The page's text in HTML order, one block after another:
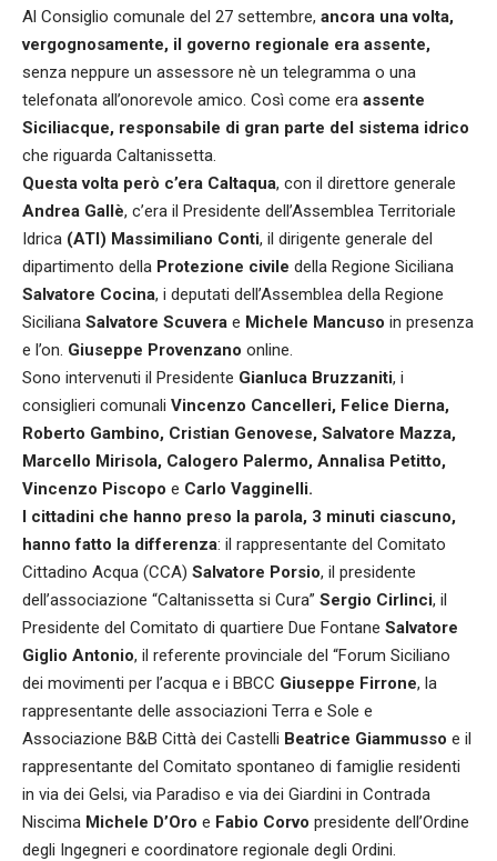
Al Consiglio comunale del 27 settembre, ancora una volta,
vergognosamente, il governo regionale era assente,
senza neppure un assessore nè un telegramma o una
telefonata all’onorevole amico. Così come era assente
Siciliacque, responsabile di gran parte del sistema idrico
che riguarda Caltanissetta.
Questa volta però c’era Caltaqua, con il direttore generale
Andrea Gallè, c’era il Presidente dell’Assemblea Territoriale
Idrica (ATI) Massimiliano Conti, il dirigente generale del
dipartimento della Protezione civile della Regione Siciliana
Salvatore Cocina, i deputati dell’Assemblea della Regione
Siciliana Salvatore Scuvera e Michele Mancuso in presenza
e l’on. Giuseppe Provenzano online.
Sono intervenuti il Presidente Gianluca Bruzzaniti, i
consiglieri comunali Vincenzo Cancelleri, Felice Dierna,
Roberto Gambino, Cristian Genovese, Salvatore Mazza,
Marcello Mirisola, Calogero Palermo, Annalisa Petitto,
Vincenzo Piscopo e Carlo Vagginelli.
I cittadini che hanno preso la parola, 3 minuti ciascuno,
hanno fatto la differenza: il rappresentante del Comitato
Cittadino Acqua (CCA) Salvatore Porsio, il presidente
dell’associazione “Caltanissetta si Cura” Sergio Cirlinci, il
Presidente del Comitato di quartiere Due Fontane Salvatore
Giglio Antonio, il referente provinciale del “Forum Siciliano
dei movimenti per l’acqua e i BBCC Giuseppe Firrone, la
rappresentante delle associazioni Terra e Sole e
Associazione B&B Città dei Castelli Beatrice Giammusso e il
rappresentante del Comitato spontaneo di famiglie residenti
in via dei Gelsi, via Paradiso e via dei Giardini in Contrada
Niscima Michele D’Oro e Fabio Corvo presidente dell’Ordine
degli Ingegneri e coordinatore regionale degli Ordini.